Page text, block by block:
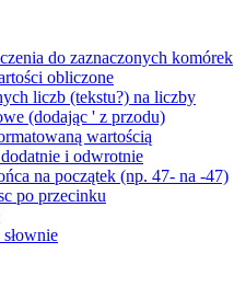
do zaznaczonych komórek
obliczone
liczb (tekstu?) na liczby
(dodając ' z przodu)
wartością
i odwrotnie
na początek (np. 47- na -47)
po przecinku